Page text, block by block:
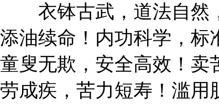
衣钵古武，道法自然
添油续命！内功科学，标
童叟无欺，安全高效！卖
劳成疾，苦力短寿！滥用